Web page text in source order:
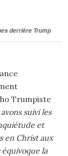
derrière Trump
Trumpiste
suivi les
et
en Christ aux
équivoque la